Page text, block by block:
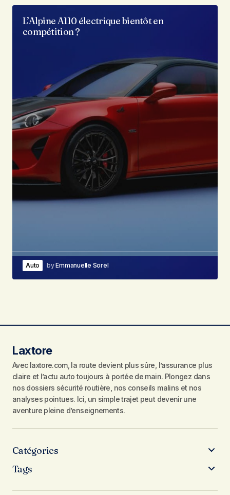
L’Alpine A110 électrique bientôt en
compétition ?
Auto byEmmanuelle Sorel
Laxtore
Avec laxtore.com, la route devient plus sûre, l’assurance plus
claire et l’actu auto toujours à portée de main. Plongez dans
nos dossiers sécurité routière, nos conseils malins et nos
analyses pointues. Ici, un simple trajet peut devenir une
aventure pleine d’enseignements.
Catégories
Tags